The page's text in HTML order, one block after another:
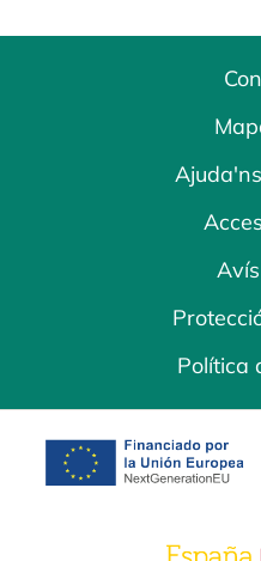
Política
opens in a